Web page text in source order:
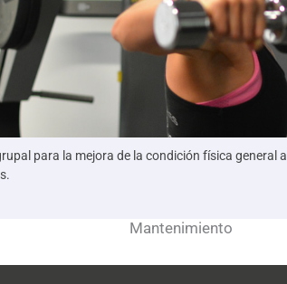
para la mejora de la condición física general
Mantenimiento